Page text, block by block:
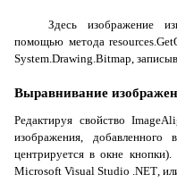
Здесь изображение
помощью метода
System.Drawing.Bitmap,
Выравнивание
Редактируя свойство
изображения,
центрируется в окне
Microsoft Visual Studio .NET,